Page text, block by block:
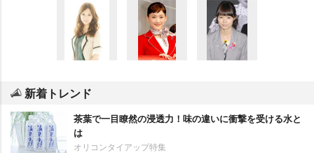
新着トレンド
茶葉で一目瞭然の浸透力！味の違いに衝撃を受ける水と
は
オリコンタイアップ特集